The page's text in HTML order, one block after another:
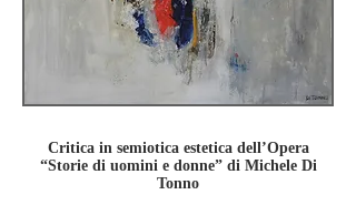
Critica in semiotica estetica dell’Opera
“Storie di uomini e donne” di Michele Di
Tonno